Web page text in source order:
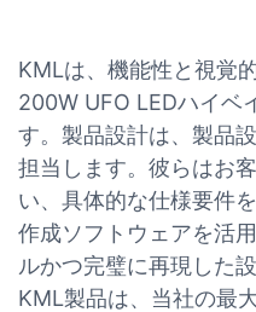
KMLは、機能性と視覚
200W UFO LEDハイベ
す。製品設計は、製品
担当します。彼らはお
い、具体的な仕様要件
作成ソフトウェアを活
ルかつ完璧に再現した
KML製品は、当社の最